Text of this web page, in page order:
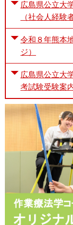
広島県公立大
（社会人経験
令和８年熊本
ジ）
広島県公立大
考試験受験案